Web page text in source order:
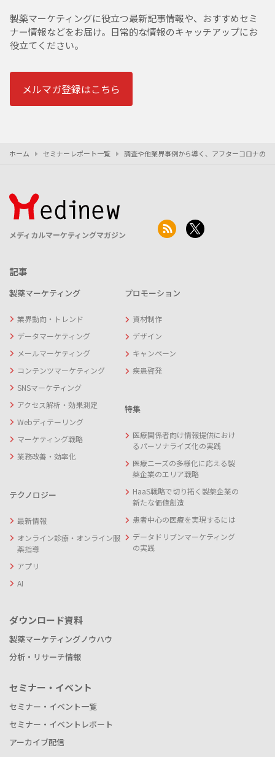
製薬マーケティングに役立つ最新記事情報や、おすすめセミ
ナー情報などをお届け。日常的な情報のキャッチアップにお
役立てください。
メルマガ登録はこちら
ホーム セミナーレポート一覧 調査や他業界事例から導く、アフターコロナの
メディカルマーケティングマガジン
記事
製薬マーケティング
業界動向・トレンド
データマーケティング
メールマーケティング
コンテンツマーケティング
SNSマーケティング
アクセス解析・効果測定
Webディテーリング
マーケティング戦略
業務改善・効率化
テクノロジー
最新情報
オンライン診療・オンライン服
薬指導
アプリ
AI
プロモーション
資材制作
デザイン
キャンペーン
疾患啓発
特集
医療関係者向け情報提供におけ
るパーソナライズ化の実践
医療ニーズの多様化に応える製
薬企業のエリア戦略
HaaS戦略で切り拓く製薬企業の
新たな価値創造
患者中心の医療を実現するには
データドリブンマーケティング
の実践
ダウンロード資料
製薬マーケティングノウハウ
分析・リサーチ情報
セミナー・イベント
セミナー・イベント一覧
セミナー・イベントレポート
アーカイブ配信